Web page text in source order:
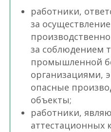
работники,
за осуществление
за соблюдением
промышленной
организациями,
опасные
объекты;
работники,
аттестационных